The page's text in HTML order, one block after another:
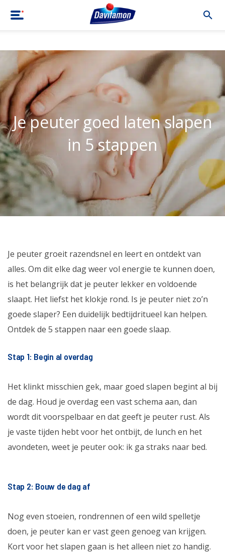
Je peuter goed laten slapen
in 5 stappen
Je peuter groeit razendsnel en leert en ontdekt van
alles. Om dit elke dag weer vol energie te kunnen doen,
is het belangrijk dat je peuter lekker en voldoende
slaapt. Het liefst het klokje rond. Is je peuter niet zo’n
goede slaper? Een duidelijk bedtijdritueel kan helpen.
Ontdek de 5 stappen naar een goede slaap.
Stap 1: Begin al overdag
Het klinkt misschien gek, maar goed slapen begint al bij
de dag. Houd je overdag een vast schema aan, dan
wordt dit voorspelbaar en dat geeft je peuter rust. Als
je vaste tijden hebt voor het ontbijt, de lunch en het
avondeten, weet je peuter ook: ik ga straks naar bed.
Stap 2: Bouw de dag af
Nog even stoeien, rondrennen of een wild spelletje
doen, je peuter kan er vast geen genoeg van krijgen.
Kort voor het slapen gaan is het alleen niet zo handig.